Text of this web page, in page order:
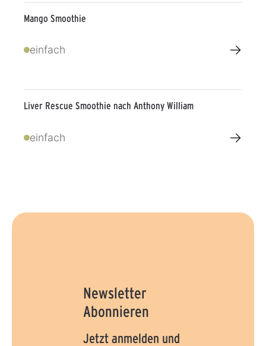
Mango Smoothie
einfach →
Liver Rescue Smoothie nach Anthony William
einfach →
Newsletter
Abonnieren
Jetzt anmelden und